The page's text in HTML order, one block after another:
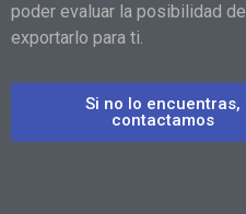
poder evaluar la posibilidad de
exportarlo para ti.
Si no lo encuentras,
contactamos